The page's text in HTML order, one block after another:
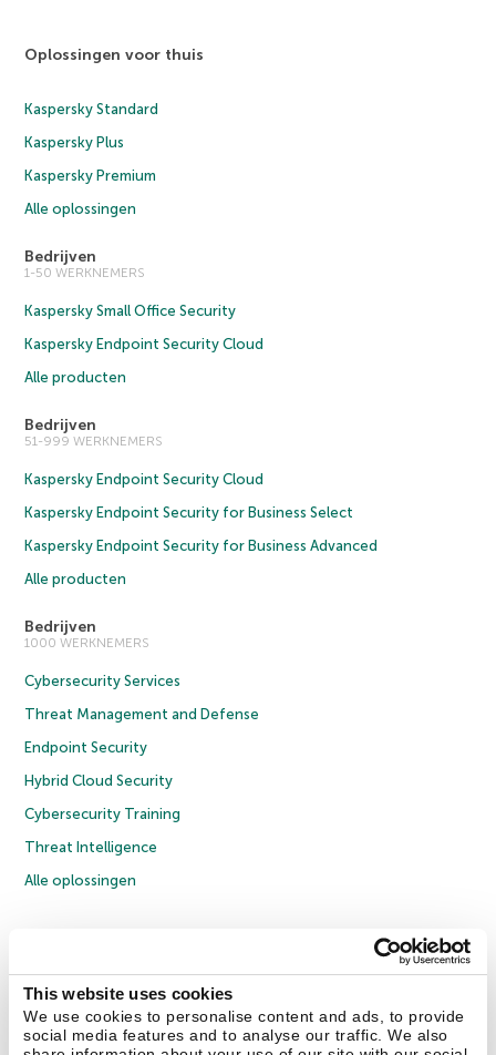
This website uses cookies
We use cookies to personalise content and ads, to provide
social media features and to analyse our traffic. We also
Oplossingen voor thuis
Kaspersky Standard
Kaspersky Plus
Kaspersky Premium
Alle oplossingen
Bedrijven
1-50 WERKNEMERS
Kaspersky Small Office Security
Kaspersky Endpoint Security Cloud
Alle producten
Bedrijven
51-999 WERKNEMERS
Kaspersky Endpoint Security Cloud
Kaspersky Endpoint Security for Business Select
Kaspersky Endpoint Security for Business Advanced
Alle producten
Bedrijven
1000 WERKNEMERS
Cybersecurity Services
Threat Management and Defense
Endpoint Security
Hybrid Cloud Security
Cybersecurity Training
Threat Intelligence
Alle oplossingen
Privacybeleid
Licentieovereenkomst B2B
Cookies
Contact Us Over ons Partners Blog Resource Center
Persberichten